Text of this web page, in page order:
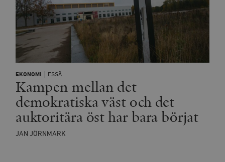
EKONOMI ESSÄ
Kampen mellan det
demokratiska väst och det
auktoritära öst har bara börjat
JAN JÖRNMARK